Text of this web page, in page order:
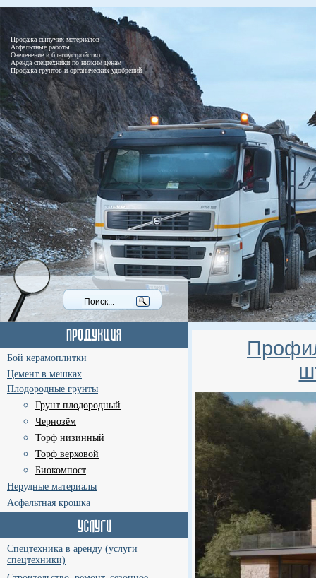
Продажа сыпучих материалов
Асфальтные работы
Озеленение и благоустройство
Аренда спецтехники по низким ценам
Продажа грунтов и органических удобрений
Бой керамоплитки
Цемент в мешках
Плодородные грунты
Грунт плодородный
Чернозём
Торф низинный
Торф верховой
Биокомпост
Нерудные материалы
Асфальтная крошка
Спецтехника в аренду (услуги
спецтехники)